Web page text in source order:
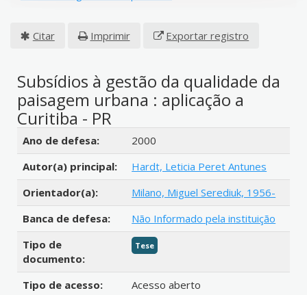
Citar Imprimir Exportar registro
Subsídios à gestão da qualidade da
paisagem urbana : aplicação a
Curitiba - PR
Detalhes bibliográficos
Ano de defesa:
2000
Autor(a) principal:
Hardt, Leticia Peret Antunes
Orientador(a):
Milano, Miguel Serediuk, 1956-
Banca de defesa:
Não Informado pela instituição
Tipo de
documento:
Tese
Tipo de acesso:
Acesso aberto